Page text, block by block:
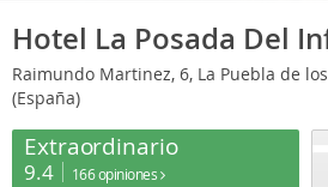
Hotel La Posada Del
Raimundo Martinez, 6, La Puebla de
(España)
Extraordinario
9.4 166 opiniones